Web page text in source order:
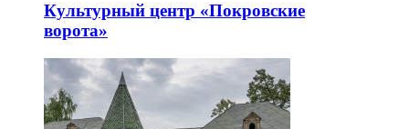
Культурный центр «Покровские
ворота»